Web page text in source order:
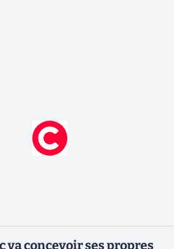
va concevoir ses propres